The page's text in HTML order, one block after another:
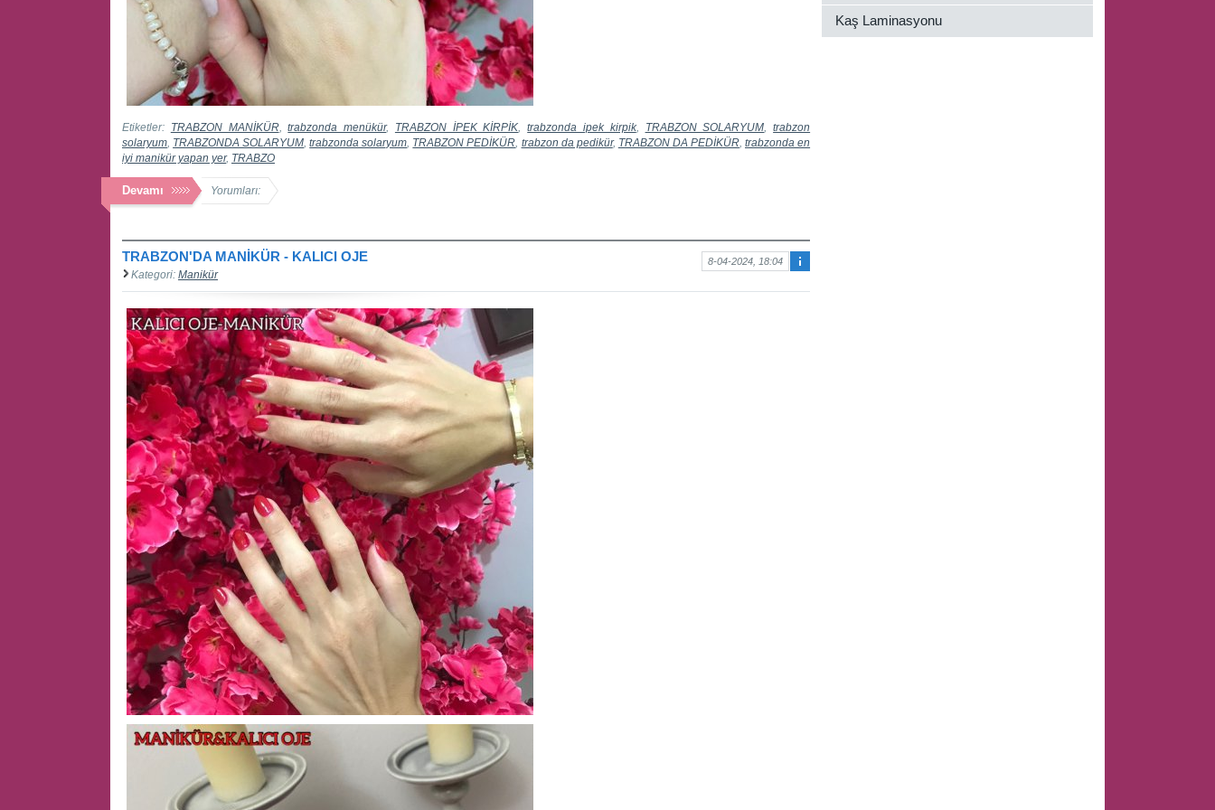
Etiketler: TRABZON MANİKÜR,trabzonda menükür, TRABZON İPEK KİRPİK ,trabzonda ipek kirpik, TRABZON SOLARYUM ,trabzon
solaryum TRABZONDA SOLARYUM ,trabzonda solaryum TRABZON PEDİKÜR trabzon da pedikür, TRABZON DA PEDİKÜR,trabzonda en
iyi manikür yapan yer, TRABZO
Devamı Yorumları:
kal
8-04-2024, 18:04
TRABZON'DA MANİKÜR - KALICI OJE
Kategori: Manikür
Kaş Laminasyonu